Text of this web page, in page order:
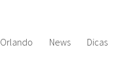
Orlando News Dicas